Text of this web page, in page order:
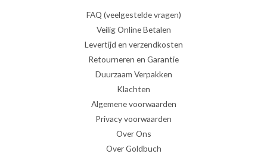
FAQ (veelgestelde vragen)
Veilig Online Betalen
Levertijd en verzendkosten
Retourneren en Garantie
Duurzaam Verpakken
Klachten
Algemene voorwaarden
Privacy voorwaarden
Over Ons
Over Goldbuch